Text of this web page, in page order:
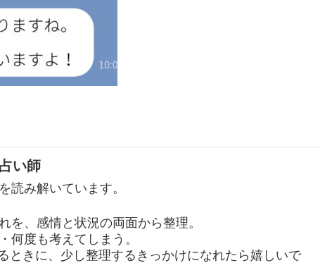
い師
読み解いています。
を、感情と状況の両面から整理。
何度も考えてしまう。
ときに、少し整理するきっかけになれたら嬉しいで